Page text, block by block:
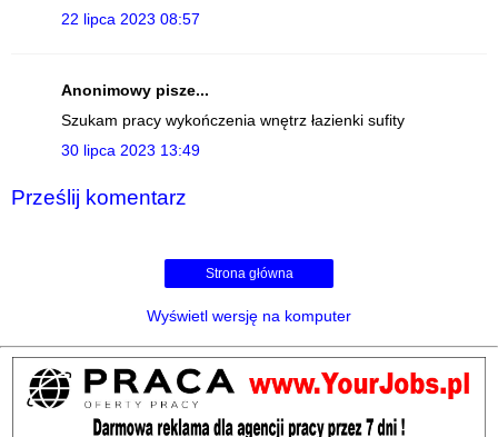
22 lipca 2023 08:57
Anonimowy pisze...
Szukam pracy wykończenia wnętrz łazienki sufity
30 lipca 2023 13:49
Prześlij komentarz
Strona główna
Wyświetl wersję na komputer